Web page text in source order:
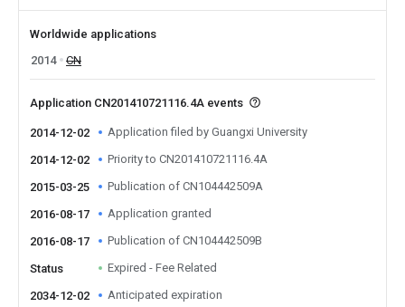
Worldwide applications
2014
CN
Application CN201410721116.4A events
2014-12-02 Application filed by Guangxi University
2014-12-02 Priority to CN201410721116.4A
2015-03-25 Publication of CN104442509A
2016-08-17 Application granted
2016-08-17 Publication of CN104442509B
Status Expired - Fee Related
2034-12-02 Anticipated expiration